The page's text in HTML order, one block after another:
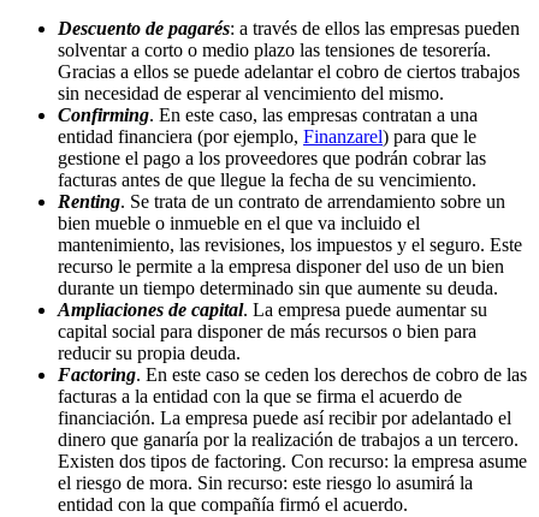
Descuento de pagarés: a través de ellos las empresas pueden
solventar a corto o medio plazo las tensiones de tesorería.
Gracias a ellos se puede adelantar el cobro de ciertos trabajos
sin necesidad de esperar al vencimiento del mismo.
Confirming. En este caso, las empresas contratan a una
entidad financiera (por ejemplo, Finanzarel) para que le
gestione el pago a los proveedores que podrán cobrar las
facturas antes de que llegue la fecha de su vencimiento.
Renting. Se trata de un contrato de arrendamiento sobre un
bien mueble o inmueble en el que va incluido el
mantenimiento, las revisiones, los impuestos y el seguro. Este
recurso le permite a la empresa disponer del uso de un bien
durante un tiempo determinado sin que aumente su deuda.
Ampliaciones de capital. La empresa puede aumentar su
capital social para disponer de más recursos o bien para
reducir su propia deuda.
Factoring. En este caso se ceden los derechos de cobro de las
facturas a la entidad con la que se firma el acuerdo de
financiación. La empresa puede así recibir por adelantado el
dinero que ganaría por la realización de trabajos a un tercero.
Existen dos tipos de factoring. Con recurso: la empresa asume
el riesgo de mora. Sin recurso: este riesgo lo asumirá la
entidad con la que compañía firmó el acuerdo.